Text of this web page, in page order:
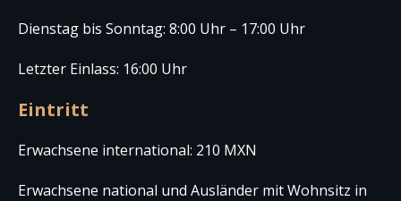
Dienstag bis Sonntag: 8:00 Uhr – 17:00 Uhr
Letzter Einlass: 16:00 Uhr
Eintritt
Erwachsene international: 210 MXN
Erwachsene national und Ausländer mit Wohnsitz in